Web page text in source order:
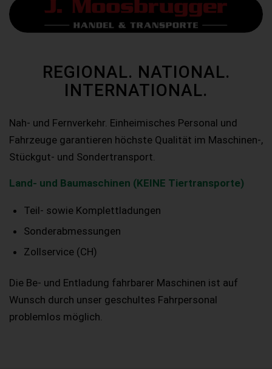
REGIONAL. NATIONAL.
INTERNATIONAL.
Nah- und Fernverkehr. Einheimisches Personal und
Fahrzeuge garantieren höchste Qualität im Maschinen-,
Stückgut- und Sondertransport.
Land- und Baumaschinen (KEINE Tiertransporte)
Teil- sowie Komplettladungen
Sonderabmessungen
Zollservice (CH)
Die Be- und Entladung fahrbarer Maschinen ist auf
Wunsch durch unser geschultes Fahrpersonal
problemlos möglich.